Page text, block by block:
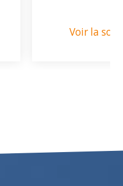
Voir la